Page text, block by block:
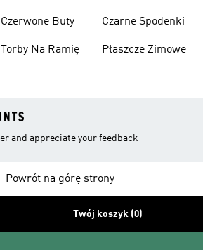
Czerwone Buty
Torby Na Ramię
Czarne Spodenki
Płaszcze Zimowe
and appreciate your feedback
Powrót na górę strony
Twój koszyk (0)